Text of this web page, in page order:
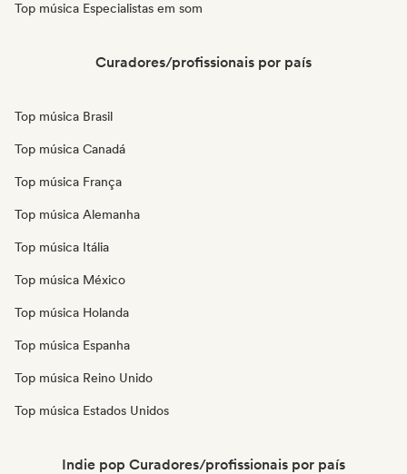
Top música Especialistas em som
Curadores/profissionais por país
Top música Brasil
Top música Canadá
Top música França
Top música Alemanha
Top música Itália
Top música México
Top música Holanda
Top música Espanha
Top música Reino Unido
Top música Estados Unidos
Indie pop Curadores/profissionais por país